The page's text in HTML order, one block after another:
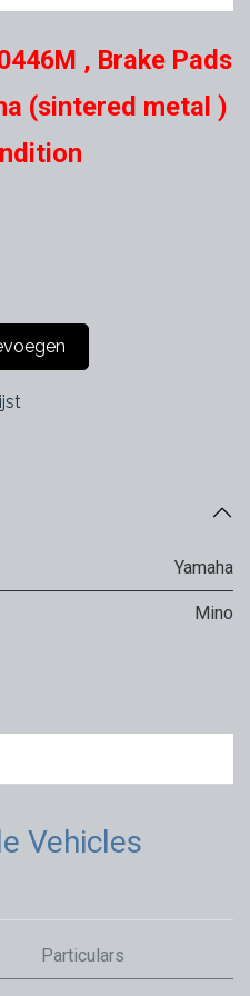
, Brake Pads
(sintered metal )
Yamaha
Mino
Vehicles
Particulars